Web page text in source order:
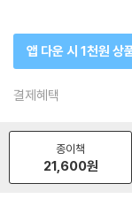
앱 다운 시 1천원 상
결제혜택
종이책
21,600원